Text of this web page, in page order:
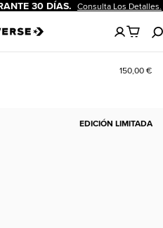
30 DÍAS. Consulta Los Detalles.
No
hay
artículos
tu
150,00 €
EDICIÓN LIMITADA